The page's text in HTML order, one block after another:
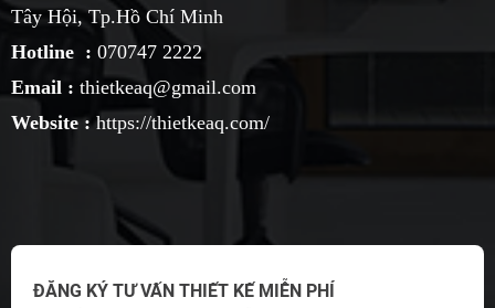
Tây Hội, Tp.Hồ Chí Minh
Hotline : 070747 2222
Email : thietkeaq@gmail.com
Website :https://thietkeaq.com/
ĐĂNG KÝ TƯ VẤN THIẾT KẾ MIỄN PHÍ